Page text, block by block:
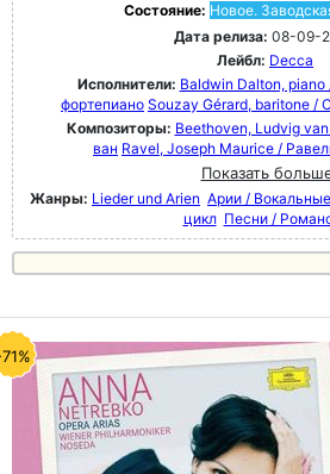
Состояние: Новое.
Дата релиза: 08-09-
Лейбл: Decca
Исполнители: Baldwin Dalton,
фортепиано Souzay Gérard, baritone /
Композиторы: Beethoven, Ludvig
ван Ravel, Joseph Maurice /
Показать
Жанры: Lieder und Arien Арии /
цикл Песни /